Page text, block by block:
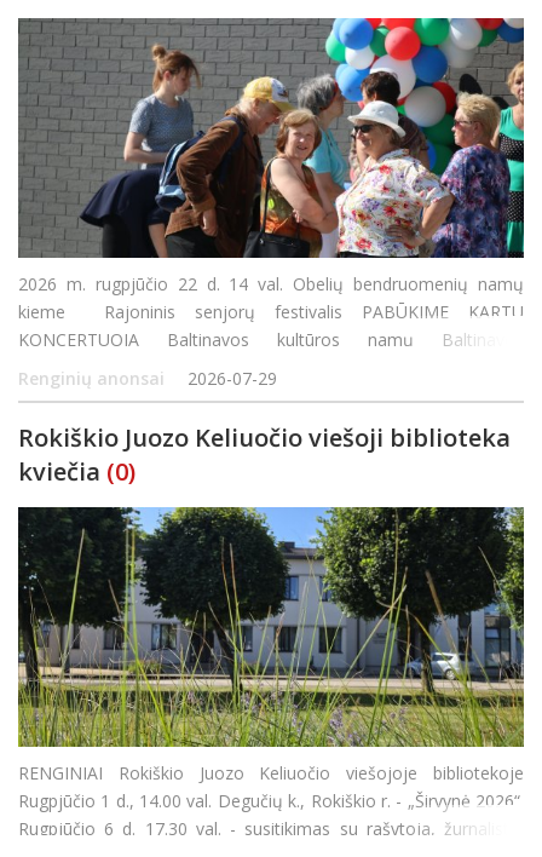
2026 m. rugpjūčio 22 d. 14 val. Obelių bendruomenių namų
kieme Rajoninis senjorų festivalis PABŪKIME KARTU
KONCERTUOJA Baltinavos kultūros namų Baltinavos
etnografinis ansamblis (Latvijos respublika) Vadovė Marija
Bukšta Rokiškio kultūros centro Rajono padalinio Obeliuose kap
Renginių anonsai 2026-07-29
Rokiškio Juozo Keliuočio viešoji biblioteka
kviečia (0)
RENGINIAI Rokiškio Juozo Keliuočio viešojoje bibliotekoje
Rugpjūčio 1 d., 14.00 val. Degučių k., Rokiškio r. - „Širvynė 2026“.
Rugpjūčio 6 d. 17.30 val. - susitikimas su rašytoja, žurnaliste,